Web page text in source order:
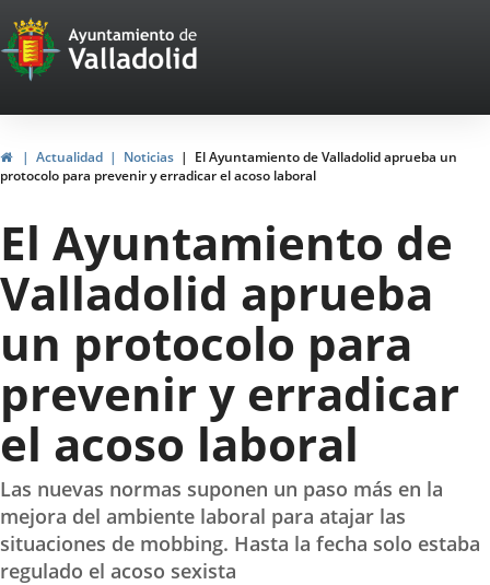
Portal
Web
del
Ayuntamiento
de
Valladolid
HomeActualidad Noticias
El Ayuntamiento de Valladolid aprueba un
protocolo para prevenir y erradicar el acoso laboral
El Ayuntamiento de
Valladolid aprueba
un protocolo para
prevenir y erradicar
el acoso laboral
Las nuevas normas suponen un paso más en la
mejora del ambiente laboral para atajar las
situaciones de mobbing. Hasta la fecha solo estaba
regulado el acoso sexista